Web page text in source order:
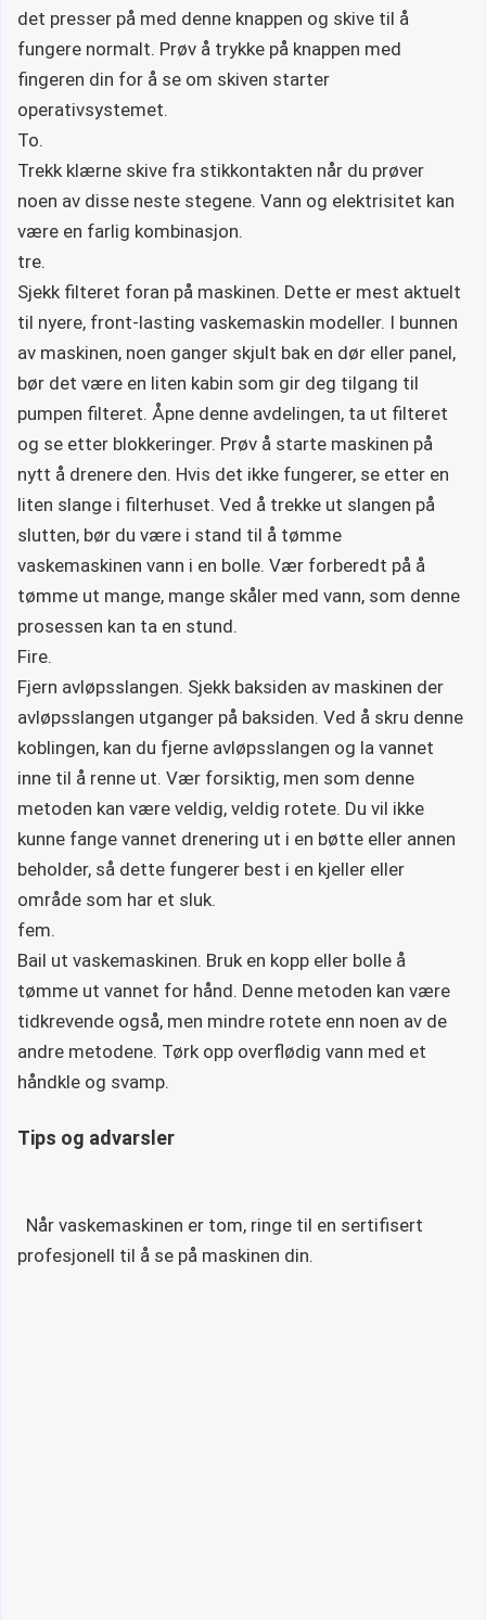
det presser på med denne knappen og skive til å
fungere normalt. Prøv å trykke på knappen med
fingeren din for å se om skiven starter
operativsystemet.
To.
Trekk klærne skive fra stikkontakten når du prøver
noen av disse neste stegene. Vann og elektrisitet kan
være en farlig kombinasjon.
tre.
Sjekk filteret foran på maskinen. Dette er mest aktuelt
til nyere, front-lasting vaskemaskin modeller. I bunnen
av maskinen, noen ganger skjult bak en dør eller panel,
bør det være en liten kabin som gir deg tilgang til
pumpen filteret. Åpne denne avdelingen, ta ut filteret
og se etter blokkeringer. Prøv å starte maskinen på
nytt å drenere den. Hvis det ikke fungerer, se etter en
liten slange i filterhuset. Ved å trekke ut slangen på
slutten, bør du være i stand til å tømme
vaskemaskinen vann i en bolle. Vær forberedt på å
tømme ut mange, mange skåler med vann, som denne
prosessen kan ta en stund.
Fire.
Fjern avløpsslangen. Sjekk baksiden av maskinen der
avløpsslangen utganger på baksiden. Ved å skru denne
koblingen, kan du fjerne avløpsslangen og la vannet
inne til å renne ut. Vær forsiktig, men som denne
metoden kan være veldig, veldig rotete. Du vil ikke
kunne fange vannet drenering ut i en bøtte eller annen
beholder, så dette fungerer best i en kjeller eller
område som har et sluk.
fem.
Bail ut vaskemaskinen. Bruk en kopp eller bolle å
tømme ut vannet for hånd. Denne metoden kan være
tidkrevende også, men mindre rotete enn noen av de
andre metodene. Tørk opp overflødig vann med et
håndkle og svamp.
Tips og advarsler
Når vaskemaskinen er tom, ringe til en sertifisert
profesjonell til å se på maskinen din.